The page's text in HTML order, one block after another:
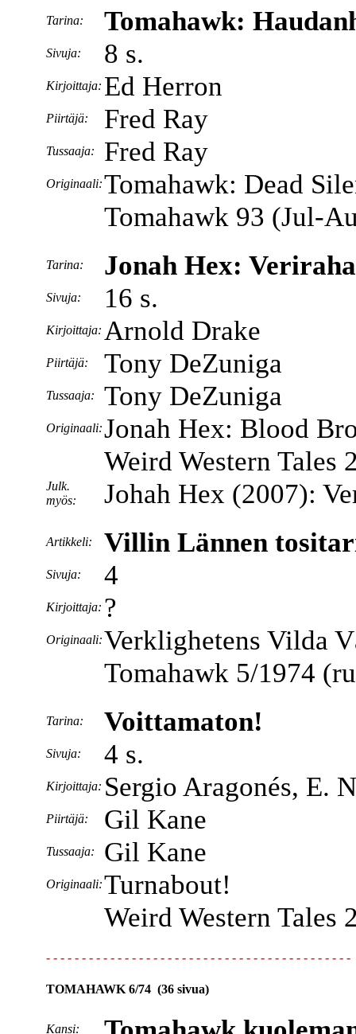
Tarina: Tomahawk:
Sivuja: 8 s.
Kirjoittaja: Ed Herron
Piirtäjä: Fred Ray
Tussaaja: Fred Ray
Originaali:Tomahawk: Dead
Tomahawk 93 (Jul-
Tarina: Jonah Hex:
Sivuja: 16 s.
Kirjoittaja: Arnold Drake
Piirtäjä: Tony DeZuniga
Tussaaja: Tony DeZuniga
Originaali:Jonah Hex: Blood
Weird Western Tales
Julk.
myös:
Johah Hex (2007):
Artikkeli: Villin Lännen
Sivuja: 4
Kirjoittaja: ?
Originaali:Verklighetens Vilda
Tomahawk 5/1974
Tarina: Voittamaton!
Sivuja: 4 s.
Kirjoittaja: Sergio Aragonés, E.
Piirtäjä: Gil Kane
Tussaaja: Gil Kane
Originaali:Turnabout!
Weird Western Tales
- - - - - - - - - - - - - - - - - - - - - - - - - - - - - - - - - - - - - - - - - - -
TOMAHAWK 6/74 (36 sivua)
Kansi: